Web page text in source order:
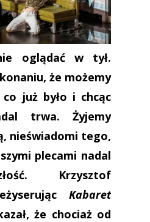
oglądać w tył.
że możemy
już było i chcąc
trwa. Żyjemy
nieświadomi tego,
plecami nadal
Krzysztof
Kabaret
że chociaż od